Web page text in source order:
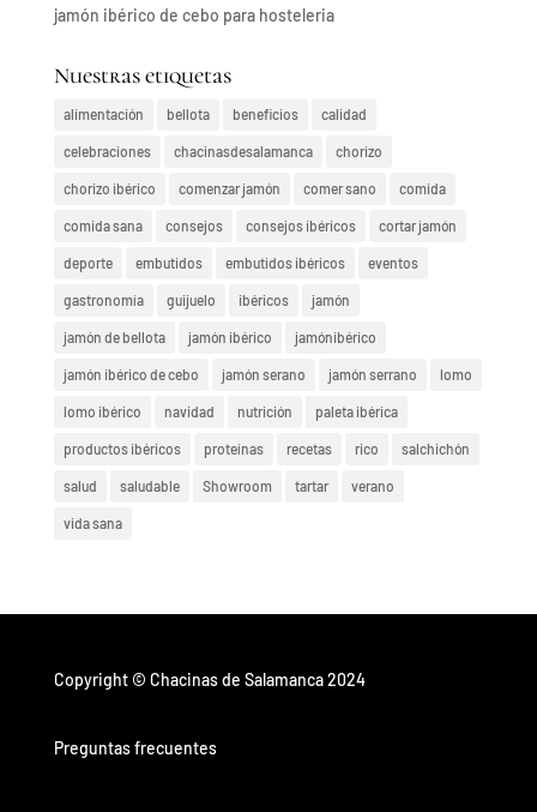
jamón ibérico de cebo para hosteleria
Nuestras etiquetas
alimentación bellota beneficios calidad
celebraciones chacinasdesalamanca chorizo
chorizo ibérico comenzar jamón comer sano comida
comida sana consejos consejos ibéricos cortar jamón
deporte embutidos embutidos ibéricos eventos
gastronomía guijuelo ibéricos jamón
jamón de bellota jamón ibérico jamónibérico
jamón ibérico de cebo jamón serano jamón serrano lomo
lomo ibérico navidad nutrición paleta ibérica
productos ibéricos proteínas recetas rico salchichón
salud saludable Showroom tartar verano
vida sana
Copyright © Chacinas de Salamanca 2024
Preguntas frecuentes